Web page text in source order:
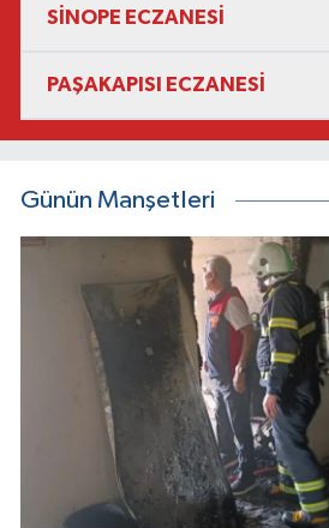
SİNOPE ECZANESİ
PAŞAKAPISI ECZANESİ
Günün Manşetleri